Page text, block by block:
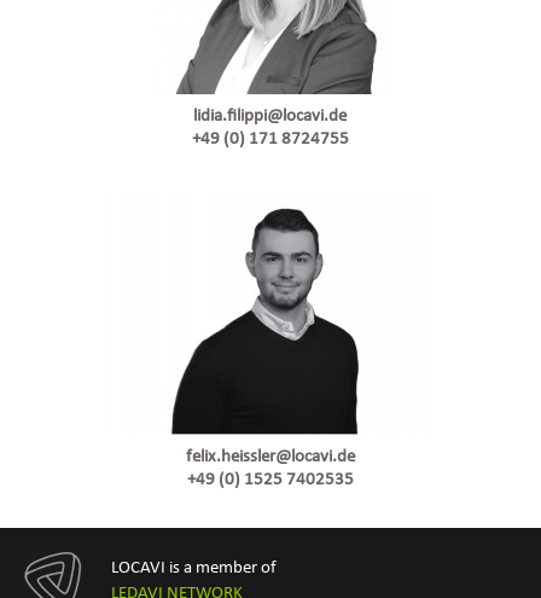
lidia.filippi@locavi.de
+49 (0) 171 8724755
felix.heissler@locavi.de
+49 (0) 1525 7402535
LOCAVI is a member of
LEDAVI NETWORK